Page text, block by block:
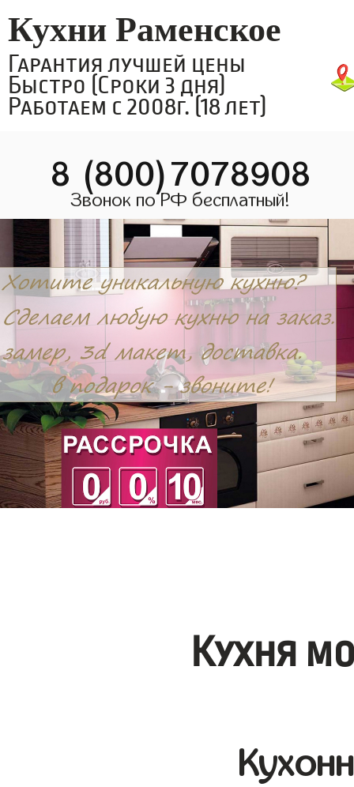
Кухни Раменское
Гарантия лучшей цены
Быстро (Сроки 3 дня)
Работаем с 2008г. (18 лет)
8 (800)7078908
Звонок по РФ бесплатный!
Кухня